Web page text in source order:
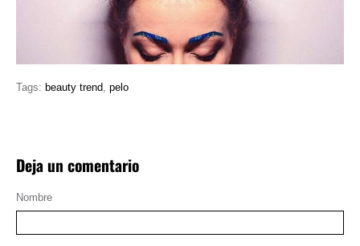
Tags: beauty trend, pelo
Deja un comentario
Nombre